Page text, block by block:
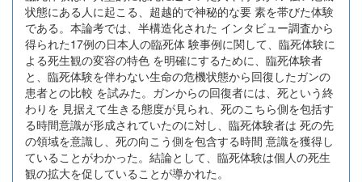
状態にある人に起こる、超越的で神秘的な要 素を帯びた体験
である。本論考では、半構造化された インタビュー調査から
得られた17例の日本人の臨死体 験事例に関して、臨死体験に
よる死生観の変容の特色 を明確にするために、臨死体験者
と、臨死体験を伴わない生命の危機状態から回復したガンの
患者との比較 を試みた。ガンからの回復者には、死という終
わりを 見据えて生きる態度が見られ、死のこちら側を包括す
る時間意識が形成されていたのに対し、臨死体験者は 死の先
の領域を意識し、死の向こう側を包含する時間 意識を獲得し
ていることがわかった。結論として、臨死体験は個人の死生
観の拡大を促していることが導かれた。